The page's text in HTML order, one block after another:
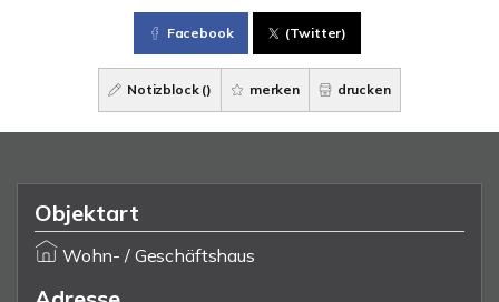
Facebook (Twitter)
Notizblock () merken drucken
Objektart
Wohn- / Geschäftshaus